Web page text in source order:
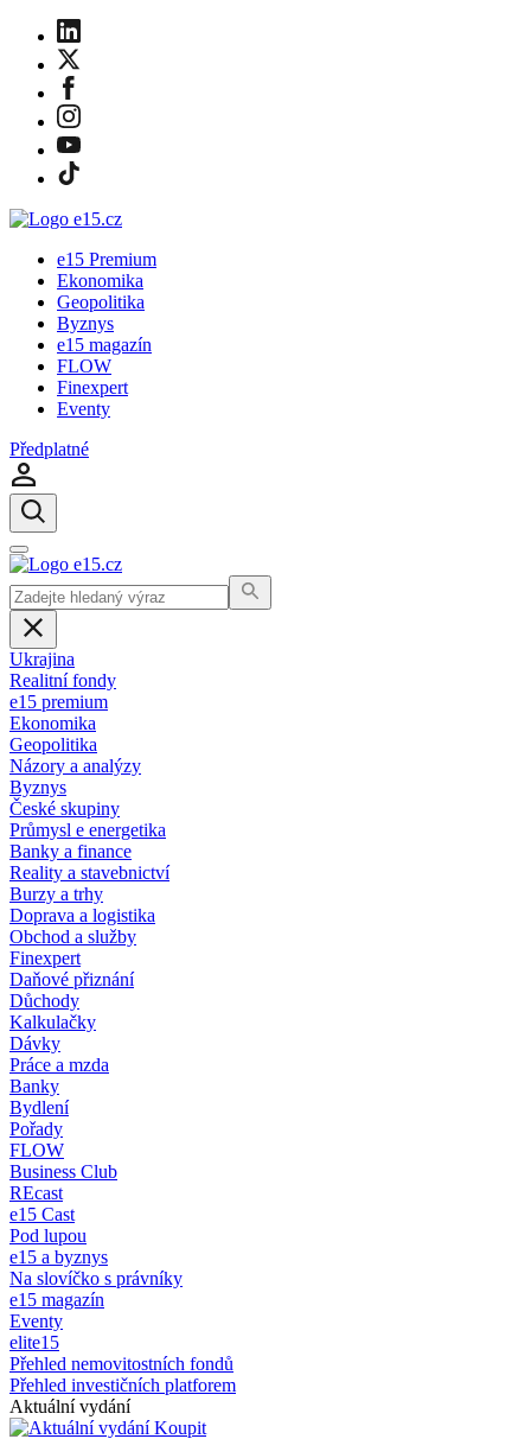
e15 Premium
Ekonomika
Geopolitika
Byznys
e15 magazín
FLOW
Finexpert
Eventy
Předplatné
Ukrajina
Realitní fondy
e15 premium
Ekonomika
Geopolitika
Názory a analýzy
Byznys
České skupiny
Průmysl e energetika
Banky a finance
Reality a stavebnictví
Burzy a trhy
Doprava a logistika
Obchod a služby
Finexpert
Daňové přiznání
Důchody
Kalkulačky
Dávky
Práce a mzda
Banky
Bydlení
Pořady
FLOW
Business Club
REcast
e15 Cast
Pod lupou
e15 a byznys
Na slovíčko s právníky
e15 magazín
Eventy
elite15
Přehled nemovitostních fondů
Přehled investičních platforem
Aktuální vydání
Koupit